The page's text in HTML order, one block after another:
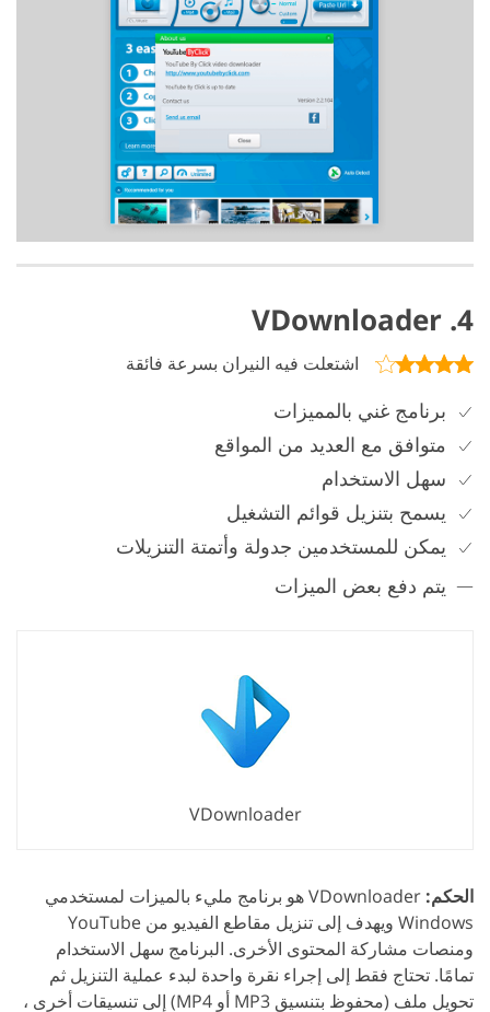
4. VDownloader
اشتعلت فيه النيران بسرعة فائقة
برنامج غني بالمميزات
متوافق مع العديد من المواقع
سهل الاستخدام
يسمح بتنزيل قوائم التشغيل
يمكن للمستخدمين جدولة وأتمتة التنزيلات
يتم دفع بعض الميزات
VDownloader
الحكم:
VDownloader هو برنامج مليء بالميزات لمستخدمي
Windows ويهدف إلى تنزيل مقاطع الفيديو من YouTube
ومنصات مشاركة المحتوى الأخرى. البرنامج سهل الاستخدام
تمامًا. تحتاج فقط إلى إجراء نقرة واحدة لبدء عملية التنزيل ثم
تحويل ملف (محفوظ بتنسيق MP3 أو MP4) إلى تنسيقات أخرى ،